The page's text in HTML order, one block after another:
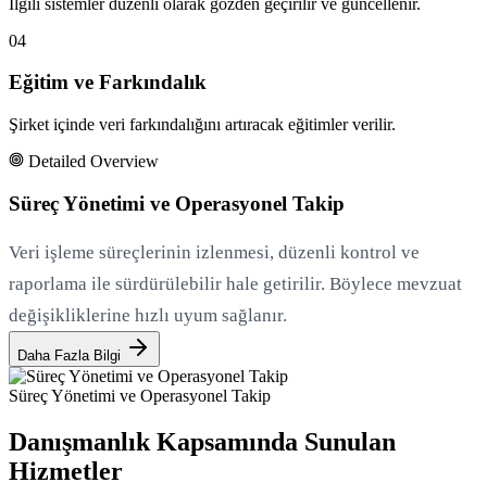
04
Eğitim ve Farkındalık
Şirket içinde veri farkındalığını artıracak eğitimler verilir.
Detailed Overview
Süreç Yönetimi ve Operasyonel Takip
Veri işleme süreçlerinin izlenmesi, düzenli kontrol ve
raporlama ile sürdürülebilir hale getirilir. Böylece mevzuat
değişikliklerine hızlı uyum sağlanır.
Daha Fazla Bilgi
Süreç Yönetimi ve Operasyonel Takip
Danışmanlık Kapsamında Sunulan
Hizmetler